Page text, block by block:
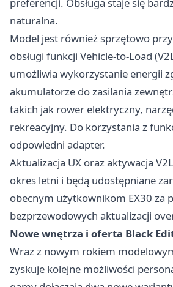
naturalna.
Model jest również sprzętowo
obsługi funkcji Vehicle-to-Load
umożliwia wykorzystanie energii
akumulatorze do zasilania
takich jak rower elektryczny,
rekreacyjny. Do korzystania z
odpowiedni adapter.
Aktualizacja UX oraz aktywacja
okres letni i będą udostępniane
obecnym użytkownikom EX30 za
bezprzewodowych aktualizacji
Nowe wnętrza i oferta Black
Wraz z nowym rokiem
zyskuje kolejne możliwości